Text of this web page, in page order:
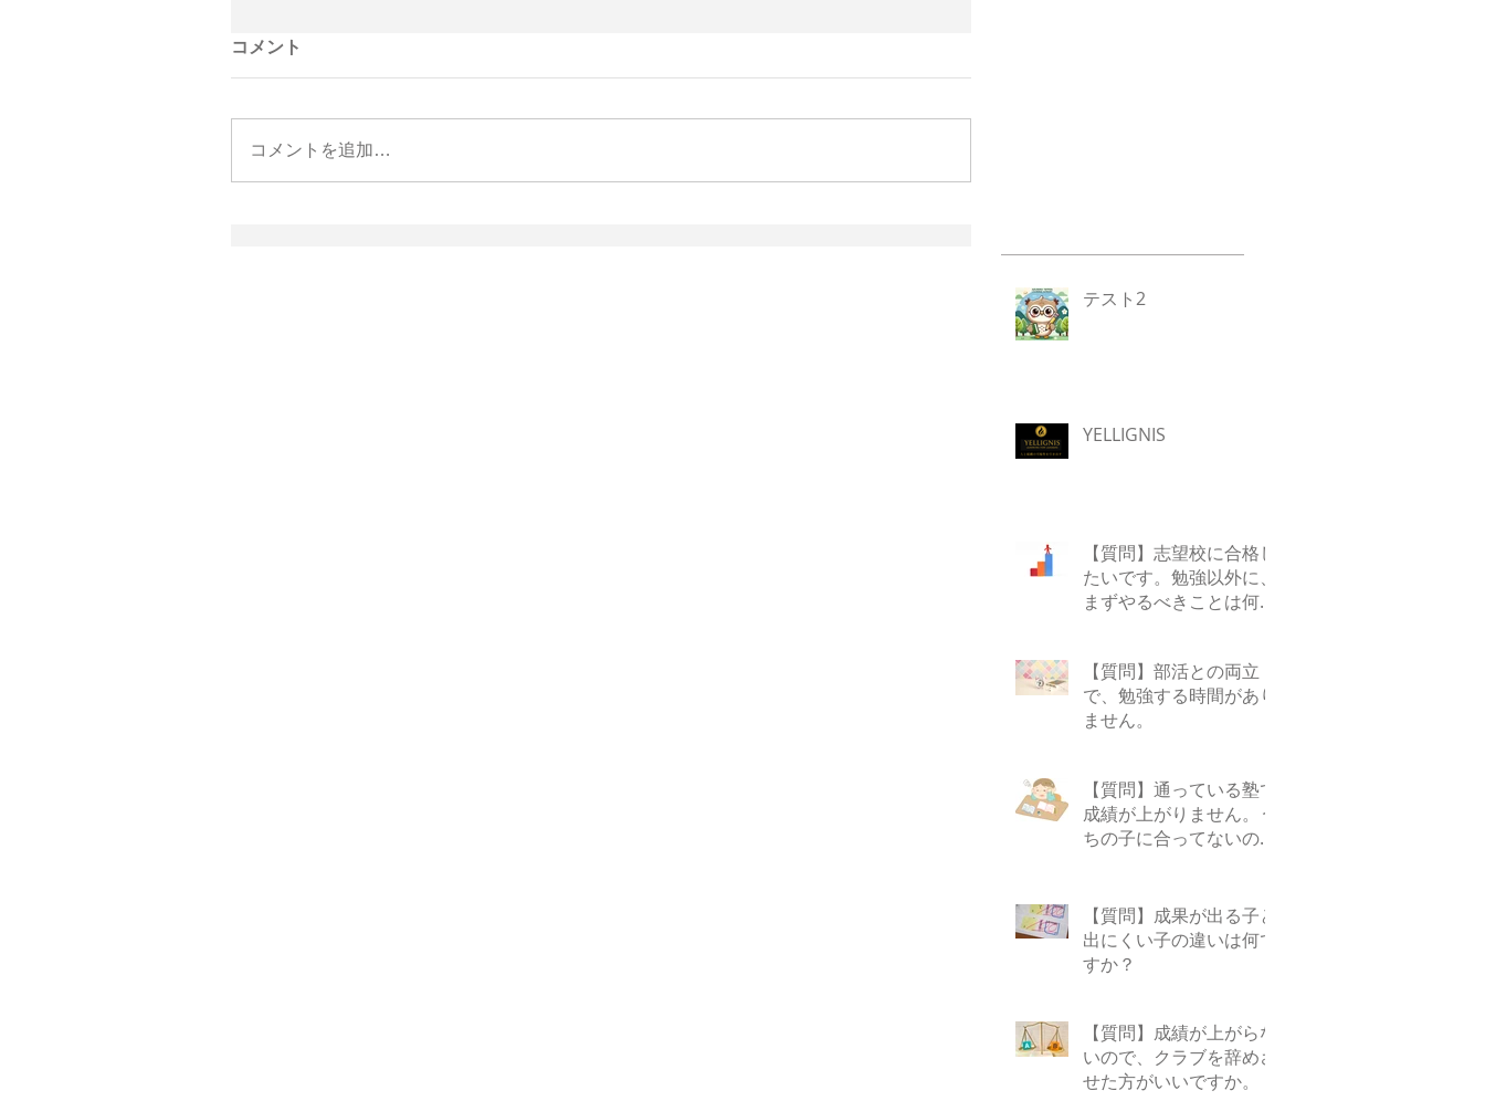
コメント
コメントを追加…
テスト2
YELLIGNIS
【質問】志望校に合格し
たいです。勉強以外に、
まずやるべきことは何で
【質問】部活との両立
で、勉強する時間があり
ません。
【質問】通っている塾で
成績が上がりません。う
ちの子に合ってないので
【質問】成果が出る子と
出にくい子の違いは何で
すか？
【質問】成績が上がらな
いので、クラブを辞めさ
せた方がいいですか。